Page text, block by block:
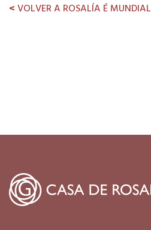
<VOLVER A ROSALÍA É MUNDIAL